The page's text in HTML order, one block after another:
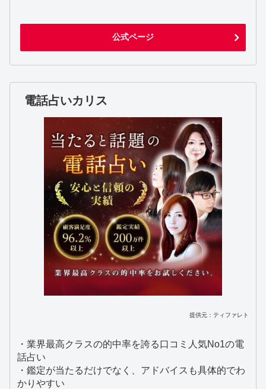
公式ページ
電話占いカリス
提供元：ティファレト
・業界最高クラスの的中率を誇る口コミ人気No1の電
話占い
・鑑定が当たるだけでなく、アドバイスも具体的でわ
かりやすい